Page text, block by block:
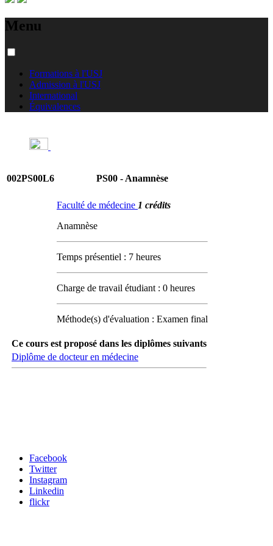
Menu
Formations à l'USJ
Admission à l'USJ
International
Équivalences
002PS00L6 PS00 - Anamnèse
Faculté de médecine 1 crédits
Anamnèse
Temps présentiel : 7 heures
Charge de travail étudiant : 0 heures
Méthode(s) d'évaluation : Examen final
Ce cours est proposé dans les diplômes suivants
Diplôme de docteur en médecine
Facebook
Twitter
Instagram
Linkedin
flickr